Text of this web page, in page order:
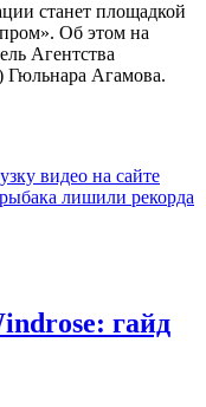
станет площадкой
Об этом на
Агентства
Агамова.
видео на сайте
лишили рекорда
гайд